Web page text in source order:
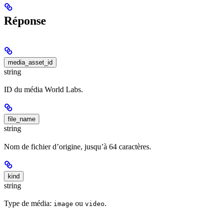
Réponse
media_asset_id
string
ID du média World Labs.
file_name
string
Nom de fichier d’origine, jusqu’à 64 caractères.
kind
string
Type de média: image ou video.